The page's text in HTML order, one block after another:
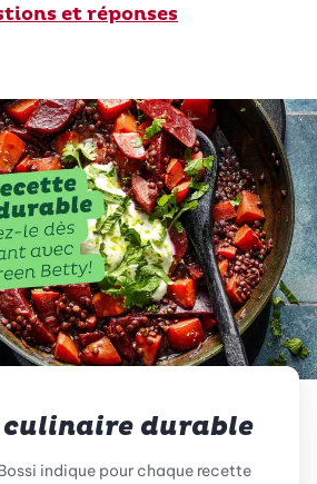
et réponses
durable
indique pour chaque recette